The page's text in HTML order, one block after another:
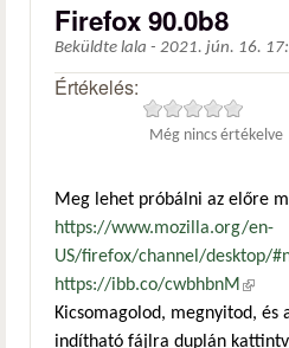
Firefox 90.0b8
Beküldte lala - 2021. jún. 16.
Értékelés:
Még nincs értékelve
Meg lehet próbálni az előre
https://www.mozilla.org/en-
US/firefox/channel/desktop/
https://ibb.co/cwbhbnM (külső
Kicsomagolod, megnyitod,
indítható fájlra duplán